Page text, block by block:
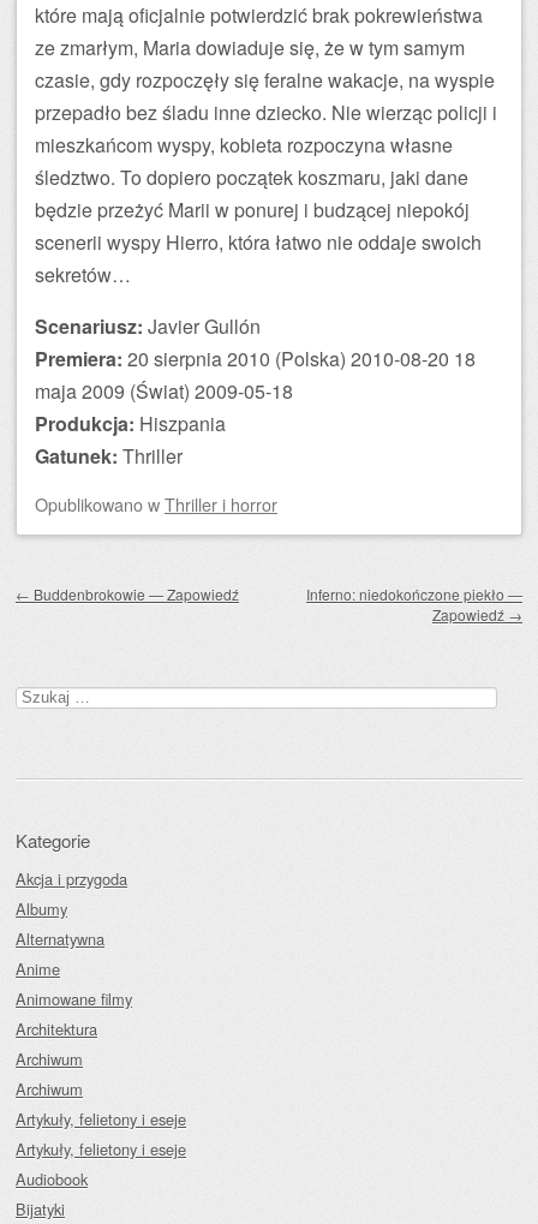
które mają oficjalnie potwierdzić brak pokrewieństwa
ze zmarłym, Maria dowiaduje się, że w tym samym
czasie, gdy rozpoczęły się feralne wakacje, na wyspie
przepadło bez śladu inne dziecko. Nie wierząc policji i
mieszkańcom wyspy, kobieta rozpoczyna własne
śledztwo. To dopiero początek koszmaru, jaki dane
będzie przeżyć Marii w ponurej i budzącej niepokój
scenerii wyspy Hierro, która łatwo nie oddaje swoich
sekretów…
Scenariusz: Javier Gullón
Premiera: 20 sierpnia 2010 (Polska) 2010-08-20 18
maja 2009 (Świat) 2009-05-18
Produkcja: Hiszpania
Gatunek: Thriller
OpublikowanowThriller i horror
← Buddenbrokowie — Zapowiedź
Inferno: niedokończone piekło —
Zapowiedź →
Szukaj:
Kategorie
Akcja i przygoda
Albumy
Alternatywna
Anime
Animowane filmy
Architektura
Archiwum
Archiwum
Artykuły, felietony i eseje
Artykuły, felietony i eseje
Audiobook
Bijatyki